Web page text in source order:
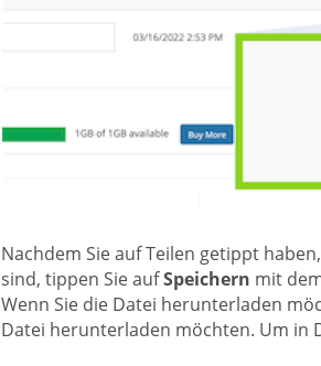
Nachdem Sie auf Teilen getippt
sind, tippen Sie aufSpeichern mit
Wenn Sie die Datei herunterladen
Datei herunterladen möchten. Um in